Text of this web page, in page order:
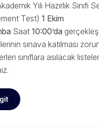
Yılı Hazırlık Sınıfı
Test) 1 Ekim
Saat 10:00’da
sınava katılması
sınıflara asılacak